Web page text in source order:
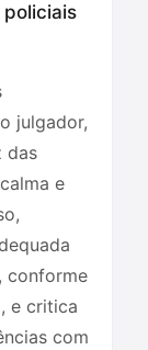
julgador,
das
e
conforme
e critica
com